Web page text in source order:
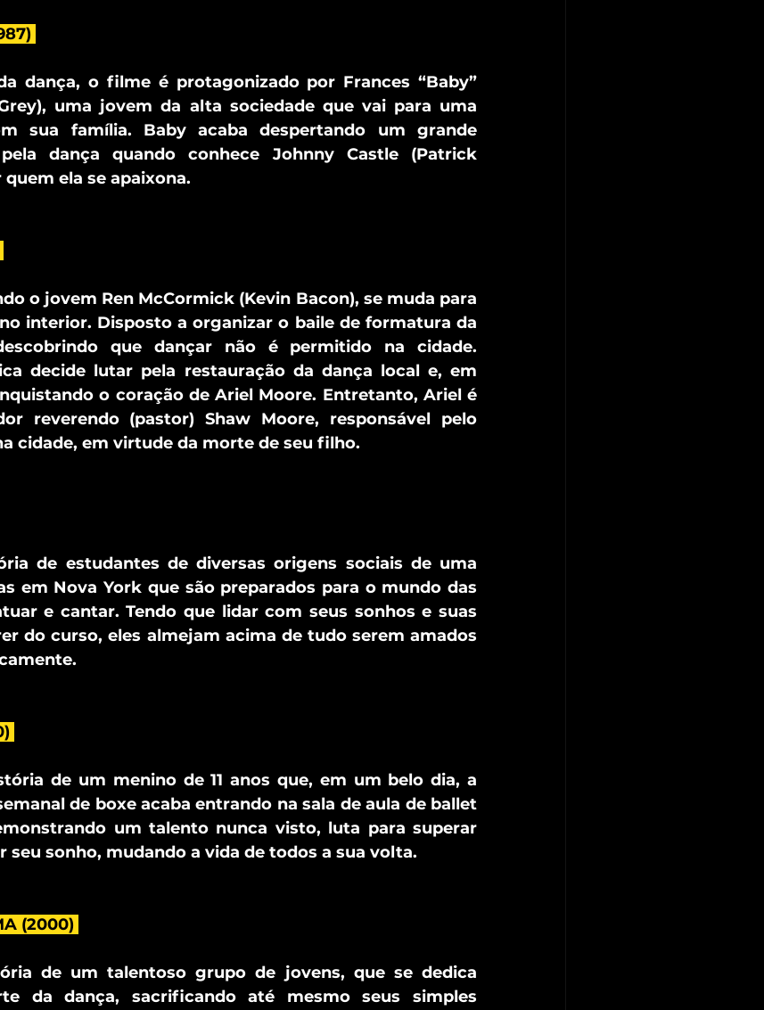
dança, o filme é protagonizado por Frances “Baby”
uma jovem da alta sociedade que vai para uma
sua família. Baby acaba despertando um grande
dança quando conhece Johnny Castle (Patrick
ela se apaixona.
o jovem Ren McCormick (Kevin Bacon), se muda para
interior. Disposto a organizar o baile de formatura da
que dançar não é permitido na cidade.
decide lutar pela restauração da dança local e, em
o coração de Ariel Moore. Entretanto, Ariel é
reverendo (pastor) Shaw Moore, responsável pelo
cidade, em virtude da morte de seu filho.
de estudantes de diversas origens sociais de uma
em Nova York que são preparados para o mundo das
e cantar. Tendo que lidar com seus sonhos e suas
do curso, eles almejam acima de tudo serem amados
de um menino de 11 anos que, em um belo dia, a
de boxe acaba entrando na sala de aula de ballet
um talento nunca visto, luta para superar
seu sonho, mudando a vida de todos a sua volta.
(2000)
de um talentoso grupo de jovens, que se dedica
da dança, sacrificando até mesmo seus simples